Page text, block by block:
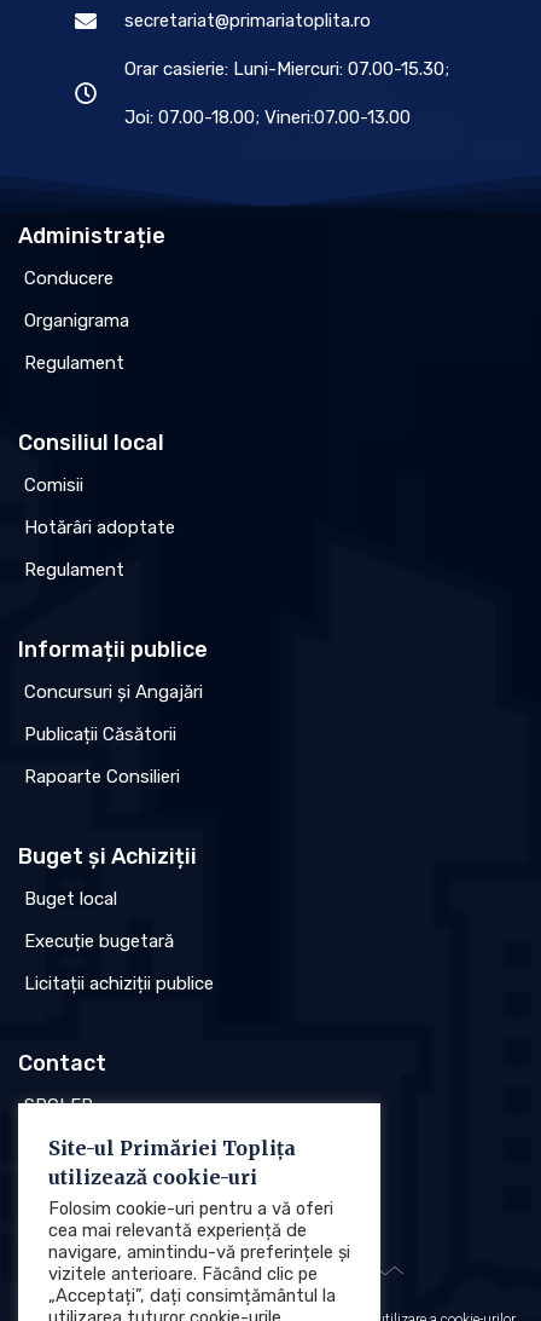
secretariat@primariatoplita.ro
Orar casierie: Luni-Miercuri: 07.00-15.30;
Joi: 07.00-18.00; Vineri:07.00-13.00
Administrație
Conducere
Organigrama
Regulament
Consiliul local
Comisii
Hotărâri adoptate
Regulament
Informații publice
Concursuri și Angajări
Publicații Căsătorii
Rapoarte Consilieri
Buget și Achiziții
Buget local
Execuție bugetară
Licitații achiziții publice
Contact
SPCLEP
Stare civilă
Poliția locală
Site-ul Primăriei Toplița
utilizează cookie-uri
Folosim cookie-uri pentru a vă oferi
cea mai relevantă experiență de
navigare, amintindu-vă preferințele și
vizitele anterioare. Făcând clic pe
„Acceptați”, dați consimțământul la